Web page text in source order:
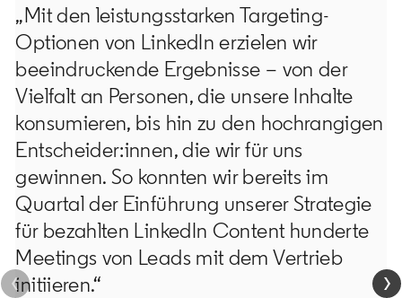
„Mit den leistungsstarken Targeting-
Optionen von LinkedIn erzielen wir
beeindruckende Ergebnisse – von der
Vielfalt an Personen, die unsere Inhalte
konsumieren, bis hin zu den hochrangigen
Entscheider:innen, die wir für uns
gewinnen. So konnten wir bereits im
Quartal der Einführung unserer Strategie
für bezahlten LinkedIn Content hunderte
Meetings von Leads mit dem Vertrieb
initiieren.“